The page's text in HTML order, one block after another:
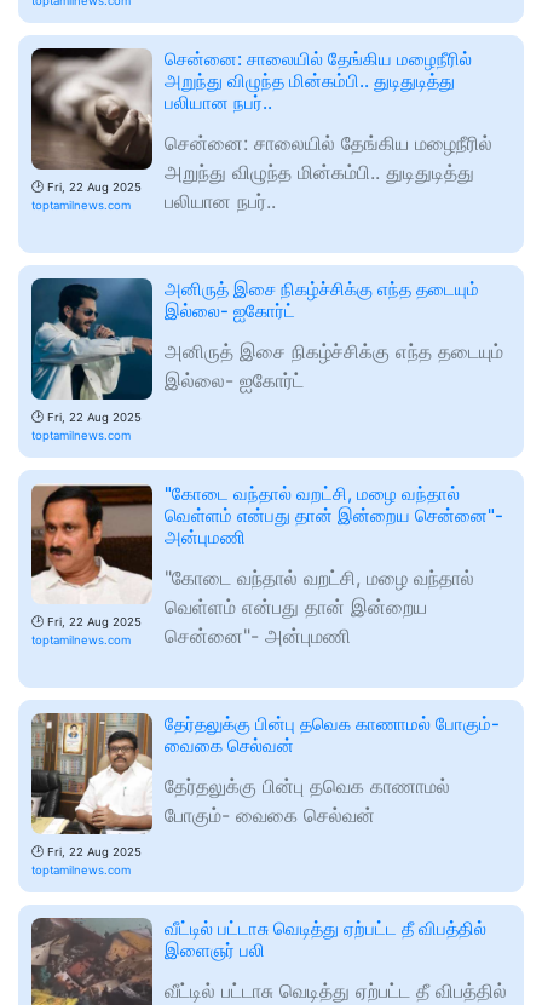
🕑 Fri, 22 Aug 2025
toptamilnews.com
சென்னை: சாலையில் தேங்கிய மழைநீரில்
அறுந்து விழுந்த மின்கம்பி.. துடிதுடித்து
பலியான நபர்..
சென்னை: சாலையில் தேங்கிய மழைநீரில்
அறுந்து விழுந்த மின்கம்பி.. துடிதுடித்து
பலியான நபர்..
🕑 Fri, 22 Aug 2025
toptamilnews.com
அனிருத் இசை நிகழ்ச்சிக்கு எந்த தடையும்
இல்லை- ஐகோர்ட்
அனிருத் இசை நிகழ்ச்சிக்கு எந்த தடையும்
இல்லை- ஐகோர்ட்
🕑 Fri, 22 Aug 2025
toptamilnews.com
"கோடை வந்தால் வறட்சி, மழை வந்தால்
வெள்ளம் என்பது தான் இன்றைய சென்னை​​​​​​​"-
அன்புமணி
"கோடை வந்தால் வறட்சி, மழை வந்தால்
வெள்ளம் என்பது தான் இன்றைய
சென்னை​​​​​​​"- அன்புமணி
🕑 Fri, 22 Aug 2025
toptamilnews.com
தேர்தலுக்கு பின்பு தவெக காணாமல் போகும்-
வைகை செல்வன்
தேர்தலுக்கு பின்பு தவெக காணாமல்
போகும்- வைகை செல்வன்
வீட்டில் பட்டாசு வெடித்து ஏற்பட்ட தீ விபத்தில்
இளைஞர் பலி
வீட்டில் பட்டாசு வெடித்து ஏற்பட்ட தீ விபத்தில்